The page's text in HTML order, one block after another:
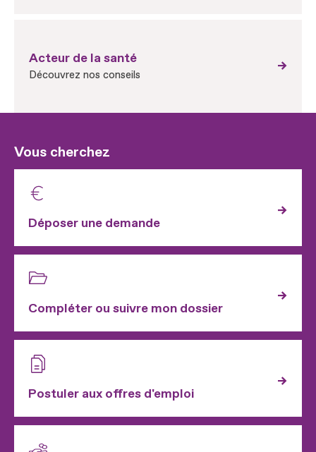
Acteur de la santé
Découvrez nos conseils
Vous cherchez
Déposer une demande
Compléter ou suivre mon dossier
Postuler aux offres d'emploi